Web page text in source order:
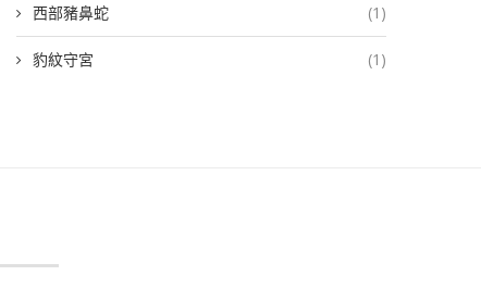
西部豬鼻蛇 (1)
豹紋守宮 (1)